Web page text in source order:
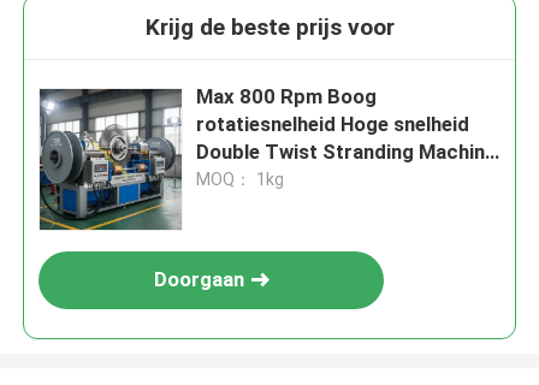
Krijg de beste prijs voor
Max 800 Rpm Boog
rotatiesnelheid Hoge snelheid
Double Twist Stranding Machine
Ontworpen voor 1250
MOQ： 1kg
Doorgaan